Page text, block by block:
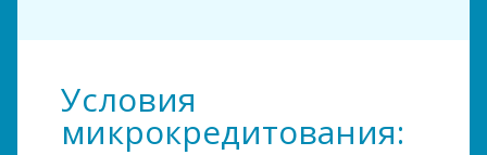
Условия
микрокредитования: